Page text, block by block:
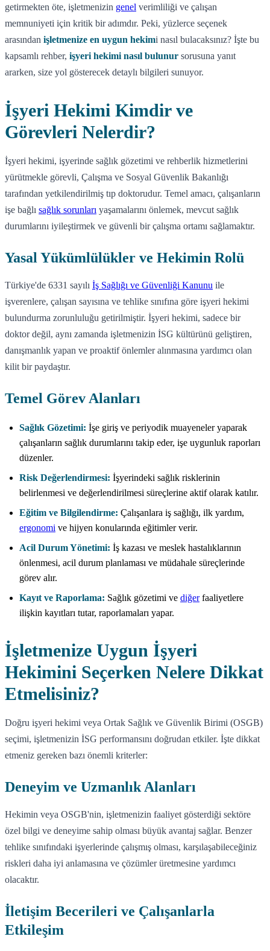
getirmekten öte, işletmenizin genel verimliliği ve çalışan
memnuniyeti için kritik bir adımdır. Peki, yüzlerce seçenek
arasından işletmenize en uygun hekimi nasıl bulacaksınız? İşte bu
kapsamlı rehber, işyeri hekimi nasıl bulunur sorusuna yanıt
ararken, size yol gösterecek detaylı bilgileri sunuyor.
İşyeri Hekimi Kimdir ve
Görevleri Nelerdir?
İşyeri hekimi, işyerinde sağlık gözetimi ve rehberlik hizmetlerini
yürütmekle görevli, Çalışma ve Sosyal Güvenlik Bakanlığı
tarafından yetkilendirilmiş tıp doktorudur. Temel amacı, çalışanların
işe bağlı sağlık sorunları yaşamalarını önlemek, mevcut sağlık
durumlarını iyileştirmek ve güvenli bir çalışma ortamı sağlamaktır.
Yasal Yükümlülükler ve Hekimin Rolü
Türkiye'de 6331 sayılı İş Sağlığı ve Güvenliği Kanunu ile
işverenlere, çalışan sayısına ve tehlike sınıfına göre işyeri hekimi
bulundurma zorunluluğu getirilmiştir. İşyeri hekimi, sadece bir
doktor değil, aynı zamanda işletmenizin İSG kültürünü geliştiren,
danışmanlık yapan ve proaktif önlemler alınmasına yardımcı olan
kilit bir paydaştır.
Temel Görev Alanları
Sağlık Gözetimi: İşe giriş ve periyodik muayeneler yaparak
çalışanların sağlık durumlarını takip eder, işe uygunluk raporları
düzenler.
Risk Değerlendirmesi: İşyerindeki sağlık risklerinin
belirlenmesi ve değerlendirilmesi süreçlerine aktif olarak katılır.
Eğitim ve Bilgilendirme: Çalışanlara iş sağlığı, ilk yardım,
ergonomi ve hijyen konularında eğitimler verir.
Acil Durum Yönetimi: İş kazası ve meslek hastalıklarının
önlenmesi, acil durum planlaması ve müdahale süreçlerinde
görev alır.
Kayıt ve Raporlama: Sağlık gözetimi ve diğerfaaliyetlere
ilişkin kayıtları tutar, raporlamaları yapar.
İşletmenize Uygun İşyeri
Hekimini Seçerken Nelere Dikkat
Etmelisiniz?
Doğru işyeri hekimi veya Ortak Sağlık ve Güvenlik Birimi (OSGB)
seçimi, işletmenizin İSG performansını doğrudan etkiler. İşte dikkat
etmeniz gereken bazı önemli kriterler:
Deneyim ve Uzmanlık Alanları
Hekimin veya OSGB'nin, işletmenizin faaliyet gösterdiği sektöre
özel bilgi ve deneyime sahip olması büyük avantaj sağlar. Benzer
tehlike sınıfındaki işyerlerinde çalışmış olması, karşılaşabileceğiniz
riskleri daha iyi anlamasına ve çözümler üretmesine yardımcı
olacaktır.
İletişim Becerileri ve Çalışanlarla
Etkileşim